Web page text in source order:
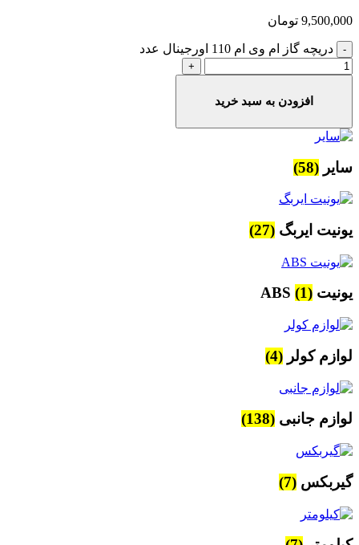
9,500,000 تومان
دریچه گاز ام وی ام 110 اورجینال عدد
افزودن به سبد خرید
سایر (58)
یونیت ایربگ (27)
یونیت ABS (1)
لوازم کولر (4)
لوازم جانبی (138)
گیربکس (7)